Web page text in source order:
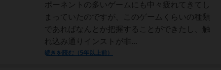
ポーネントの多いゲームにも中々疲れてきてし
まっていたのですが、このゲームくらいの種類
であればなんとか把握することができたし、触
れ込み通りインストが非...
続きを読む（5年以上前）